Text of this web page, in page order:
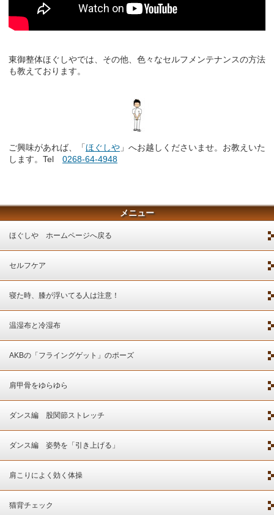
東御整体ほぐしやでは、その他、色々なセルフメンテナンスの方法
も教えております。
ご興味があれば、「ほぐしや 」へお越しくださいませ。お教えいた
します。Tel 0268-64-4948
メニュー
ほぐしや ホームページへ戻る
セルフケア
寝た時、膝が浮いてる人は注意！
温湿布と冷湿布
AKBの「フライングゲット」のポーズ
肩甲骨をゆらゆら
ダンス編 股関節ストレッチ
ダンス編 姿勢を「引き上げる」
肩こりによく効く体操
猫背チェック